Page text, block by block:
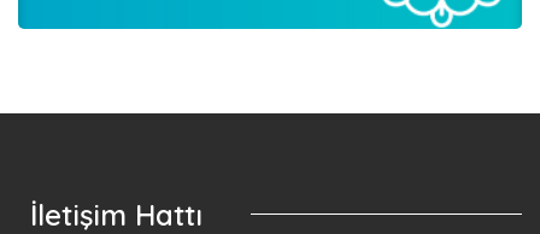
İletişim Hattı